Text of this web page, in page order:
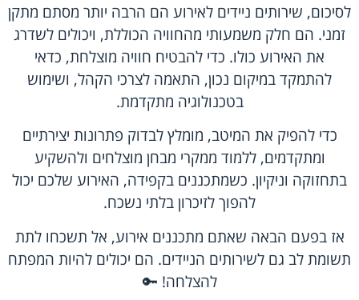
לסיכום, שירותים ניידים לאירוע הם הרבה יותר מסתם מתקן
זמני. הם חלק משמעותי מהחוויה הכוללת, ויכולים לשדרג
את האירוע כולו. כדי להבטיח חוויה מוצלחת, כדאי
להתמקד במיקום נכון, התאמה לצרכי הקהל, ושימוש
בטכנולוגיה מתקדמת.
כדי להפיק את המיטב, מומלץ לבדוק פתרונות יצירתיים
ומתקדמים, ללמוד ממקרי מבחן מוצלחים ולהשקיע
בתחזוקה וניקיון. כשמתכננים בקפידה, האירוע שלכם יכול
להפוך לזיכרון בלתי נשכח.
אז בפעם הבאה שאתם מתכננים אירוע, אל תשכחו לתת
תשומת לב גם לשירותים הניידים. הם יכולים להיות המפתח
להצלחה! 🔑